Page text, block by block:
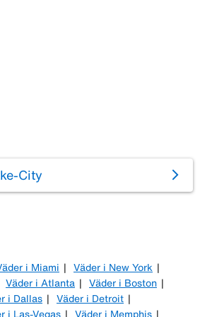
City
i Miami
Väder i New York
Väder i Atlanta
Väder i Boston
i Dallas
Väder i Detroit
i Las-Vegas
Väder i Memphis